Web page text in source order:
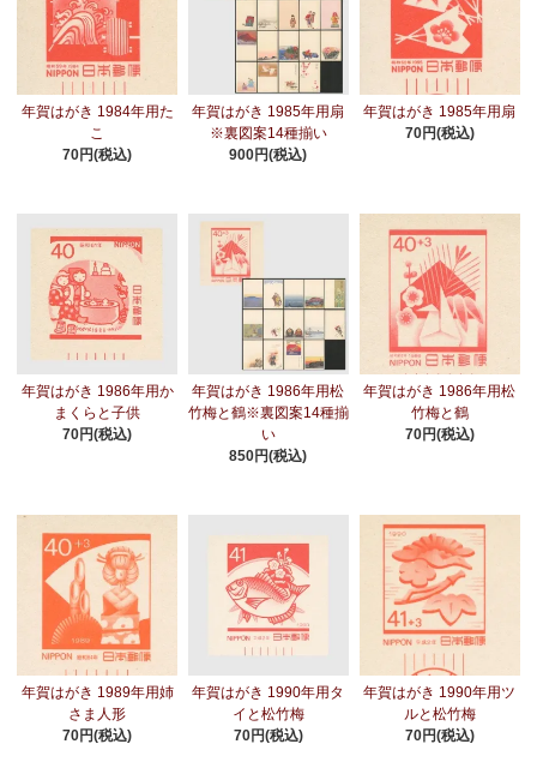
年賀はがき 1984年用た
こ
70円(税込)
年賀はがき 1985年用扇
※裏図案14種揃い
900円(税込)
年賀はがき 1985年用扇
70円(税込)
年賀はがき 1986年用か
まくらと子供
70円(税込)
年賀はがき 1986年用松
竹梅と鶴※裏図案14種揃
い
850円(税込)
年賀はがき 1986年用松
竹梅と鶴
70円(税込)
年賀はがき 1989年用姉
さま人形
70円(税込)
年賀はがき 1990年用タ
イと松竹梅
70円(税込)
年賀はがき 1990年用ツ
ルと松竹梅
70円(税込)